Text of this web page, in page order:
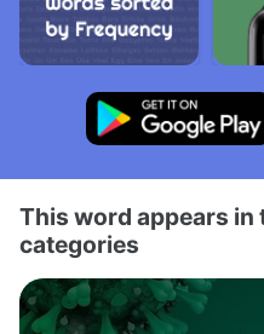
This word appears in
categories